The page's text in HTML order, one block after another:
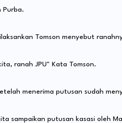
Purba.
Tomson menyebut
ranah JPU" Kata Tomson.
menerima putusan sudah
sampaikan putusan kasasi oleh